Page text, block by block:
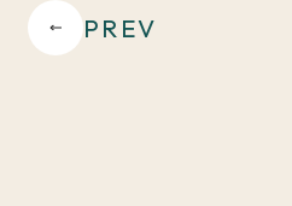
PREV